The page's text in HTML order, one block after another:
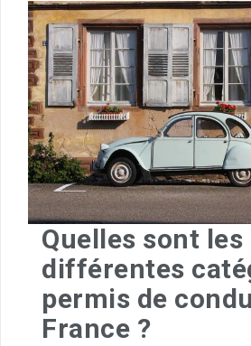
Quelles sont les
différentes
permis de
France ?